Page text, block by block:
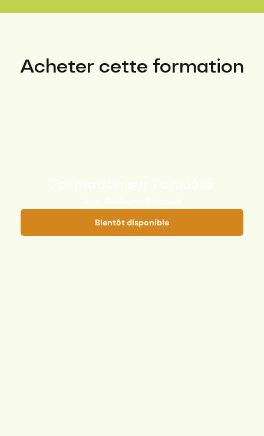
Acheter cette formation
Bientôt disponible